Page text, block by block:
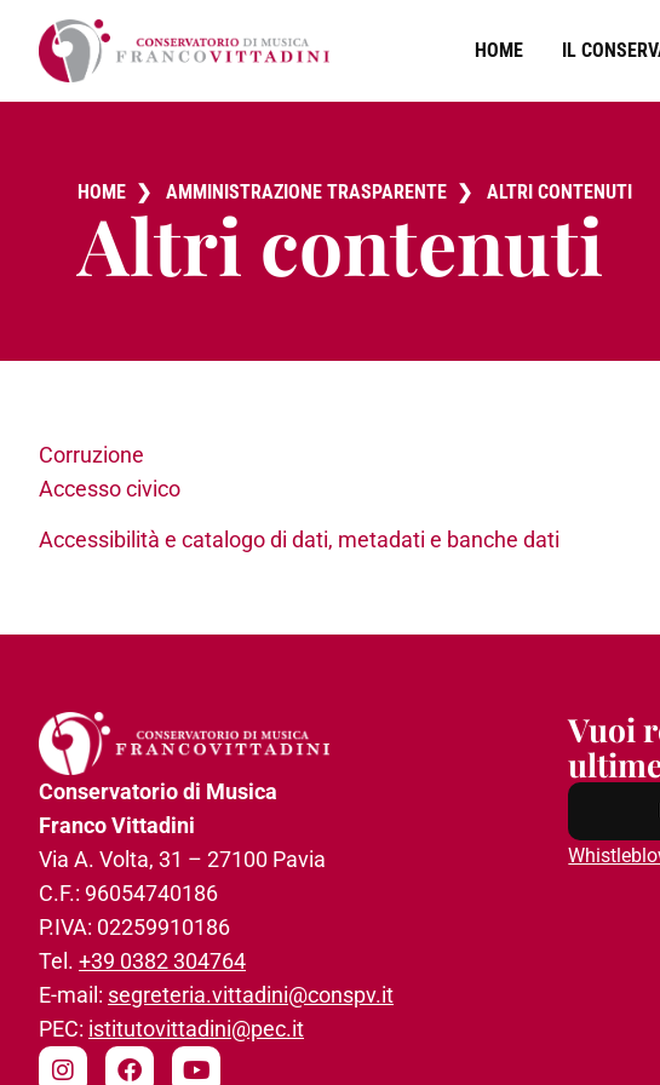
HOME IL
HOME ❯ AMMINISTRAZIONE TRASPARENTE ❯ ALTRI CONTENUTI
Altri contenuti
Corruzione
Accesso civico
Accessibilità e catalogo di dati, metadati e banche dati
Conservatorio di Musica
Franco Vittadini
Via A. Volta, 31­ – 27100 Pavia
C.F.: 96054740186­
P.IVA: 02259910186­
Tel. +39 0382 304764
E-mail: segreteria.vittadini@conspv.it
PEC: istitutovittadini@pec.it
Vuoi